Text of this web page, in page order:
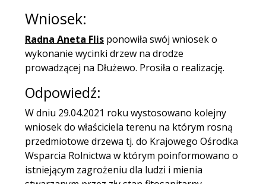
Wniosek:
Radna Aneta Flis ponowiła swój wniosek o
wykonanie wycinki drzew na drodze
prowadzącej na Dłużewo. Prosiła o realizację.
Odpowiedź:
W dniu 29.04.2021 roku wystosowano kolejny
wniosek do właściciela terenu na którym rosną
przedmiotowe drzewa tj. do Krajowego Ośrodka
Wsparcia Rolnictwa w którym poinformowano o
istniejącym zagrożeniu dla ludzi i mienia